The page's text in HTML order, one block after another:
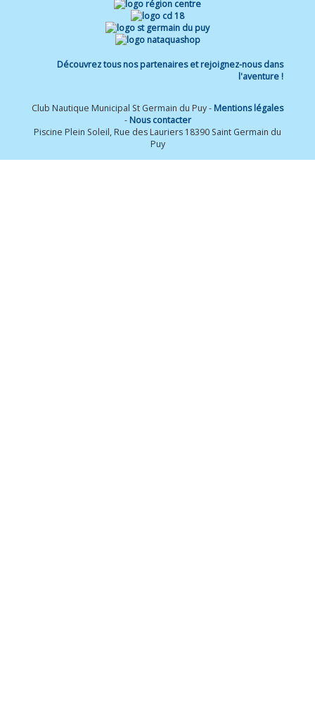
Découvrez tous nos partenaires et rejoignez-nous dans
l'aventure !
Club Nautique Municipal St Germain du Puy - Mentions légales
- Nous contacter
Piscine Plein Soleil, Rue des Lauriers 18390 Saint Germain du
Puy